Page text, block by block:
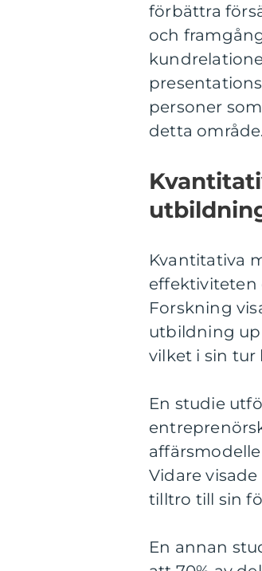
förbättra
och
personer
detta område.
Kvantitativa
effektiviteten
Forskning
utbildning
vilket i sin tur
En studie
Vidare
tilltro till sin
En annan